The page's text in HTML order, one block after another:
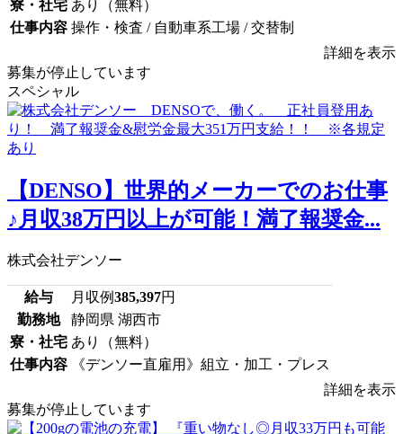
寮・社宅 あり（無料）
仕事内容 操作・検査 / 自動車系工場 / 交替制
詳細を表示
募集が停止しています
スペシャル
【DENSO】世界的メーカーでのお仕事
♪月収38万円以上が可能！満了報奨金...
株式会社デンソー
給与 月収例385,397円
勤務地
静岡県 湖西市
寮・社宅 あり（無料）
仕事内容
《デンソー直雇用》組立・加工・プレス
詳細を表示
募集が停止しています